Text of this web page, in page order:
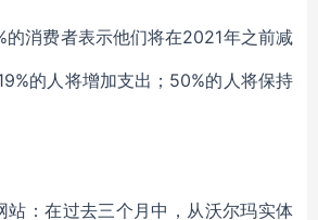
的消费者表示他们将在2021年之前减
的人将增加支出；50%的人将保持
站：在过去三个月中，从沃尔玛实体